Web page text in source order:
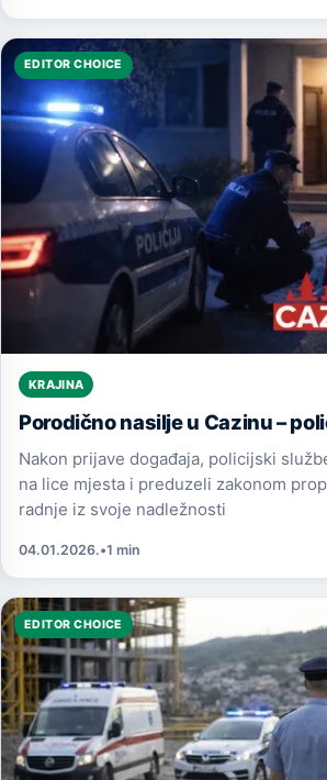
EDITOR CHOICE
KRAJINA
Porodično nasilje u Cazinu –
Nakon prijave događaja, policijski
na lice mjesta i preduzeli zakonom
radnje iz svoje nadležnosti
04.01.2026.•1 min
EDITOR CHOICE